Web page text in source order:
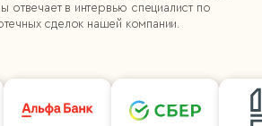
отвечает в интервью специалист по
сделок нашей компании.